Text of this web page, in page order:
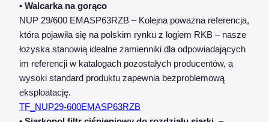
• Walcarka na gorąco
NUP 29/600 EMASP63RZB – Kolejna poważna referencja,
która pojawiła się na polskim rynku z logiem RKB – nasze
łożyska stanowią idealne zamienniki dla odpowiadających
im referencji w katalogach pozostałych producentów, a
wysoki standard produktu zapewnia bezproblemową
eksploatację.
TF_NUP29-600EMASP63RZB